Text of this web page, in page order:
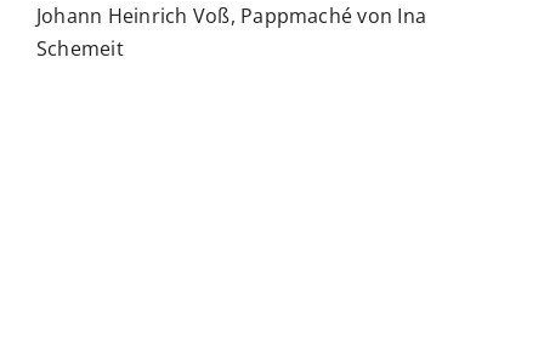
Johann Heinrich Voß, Pappmaché von Ina
Schemeit